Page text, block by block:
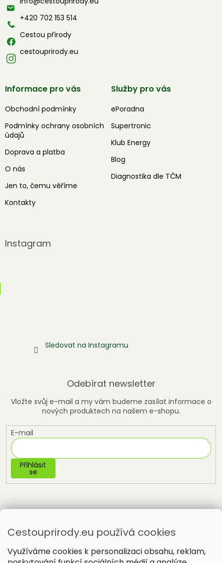
Cestouprirody.eu používá cookies
Využíváme cookies k personalizaci obsahu, reklam,
t
+420 702 153 514
Cestou přírody
cestouprirody.eu
Informace pro vás
Obchodní podmínky
Podmínky ochrany osobních
údajů
Doprava a platba
O nás
Jen to, čemu věříme
Kontakty
Služby pro vás
ePoradna
Supertronic
Klub Energy
Blog
Diagnostika dle TČM
Instagram
Sledovat na Instagramu
Odebírat newsletter
Vložte svůj e-mail a my vám budeme zasílat informace o
nových produktech na našem e-shopu.
E-mail
Přihlásit
se